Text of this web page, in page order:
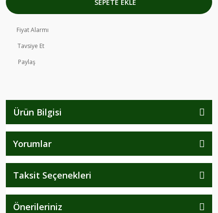
SEPETE EKLE
Fiyat Alarmı
Tavsiye Et
Paylaş
Ürün Bilgisi
Yorumlar
Taksit Seçenekleri
Önerileriniz